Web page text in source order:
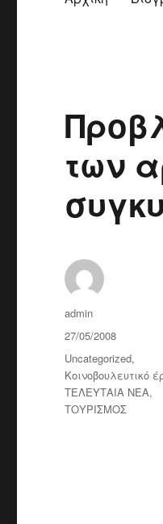
των
Author
admin
Posted
on
27/05/2008
Categories
Uncategorized,
Κοινοβουλευτικό
ΤΕΛΕΥΤΑΙΑ ΝΕΑ,
ΤΟΥΡΙΣΜΟΣ